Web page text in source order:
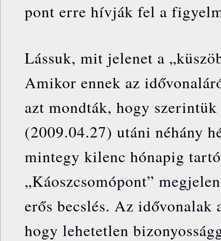
pont erre hívják fel a
Lássuk, mit jelenet a
Amikor ennek az
azt mondták, hogy szerintük
(2009.04.27) utáni néhány
mintegy kilenc hónapig
„Káoszcsomópont”
erős becslés. Az idővonalak
hogy lehetetlen